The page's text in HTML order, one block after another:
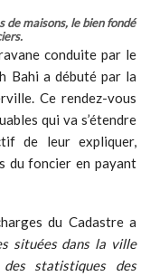
maisons, le bien fondé
conduite par le
Bahi a débuté par la
Ce rendez-vous
qui va s’étendre
de leur expliquer,
du foncier en payant
du Cadastre a
situées dans la ville
statistiques des